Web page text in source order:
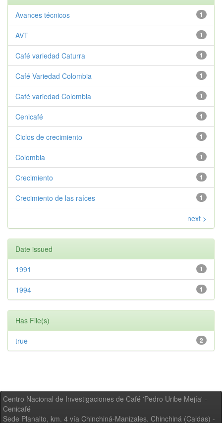
1
Avances técnicos
1
AVT
1
Café variedad Caturra
1
Café Variedad Colombia
1
Café variedad Colombia
1
Cenicafé
1
Ciclos de crecimiento
1
Colombia
1
Crecimiento
1
Crecimiento de las raíces
next >
Date issued
1
1991
1
1994
Has File(s)
2
true
Centro Nacional de Investigaciones de Café 'Pedro Uribe Mejía' -
Cenicafé
Sede Planalto, km. 4 vía Chinchiná-Manizales. Chinchiná (Caldas) -